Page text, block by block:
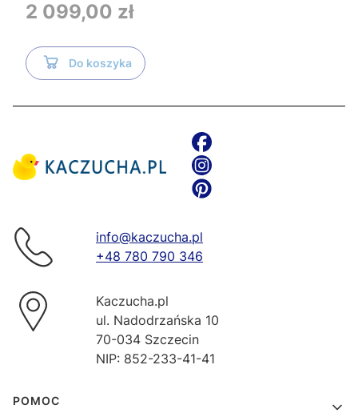
TR2216+Tece
Cena
2 099,00 zł
Do koszyka
info@kaczucha.pl
+48 780 790 346
Kaczucha.pl
ul. Nadodrzańska 10
70-034 Szczecin
NIP: 852-233-41-41
Linki w stopce
POMOC